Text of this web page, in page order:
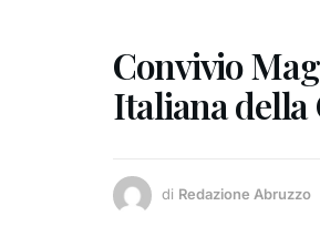
Convivio
Italiana della
di Redazione Abruzzo